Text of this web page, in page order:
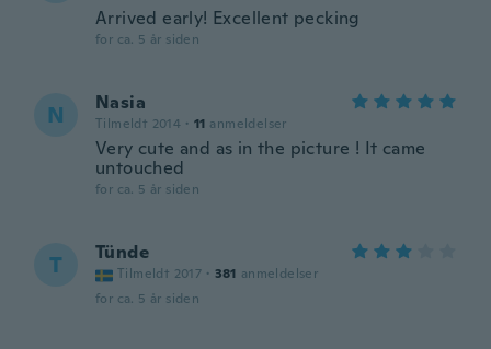
Arrived early! Excellent pecking
for ca. 5 år siden
N Nasia
Tilmeldt 2014 · 11 anmeldelser
Very cute and as in the picture ! It came
untouched
for ca. 5 år siden
T Tünde
Tilmeldt 2017 · 381 anmeldelser
for ca. 5 år siden